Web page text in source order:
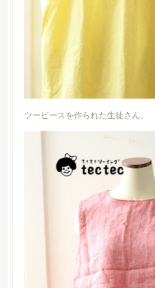
ツーピースを作られた生徒さん。